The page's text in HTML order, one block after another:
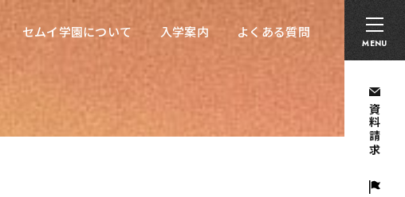
MENU
セムイ学園について 入学案内 よくある質問
資料請求
採用担当者の方へ 留学生の方へ
学校
学校
学校
セムイ学園について 入学案内 よくある質問